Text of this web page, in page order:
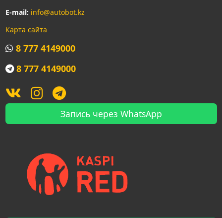
E-mail: info@autobot.kz
Карта сайта
8 777 4149000
8 777 4149000
Запись через WhatsApp